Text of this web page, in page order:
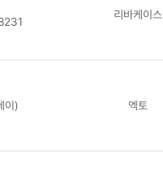
리바케이스
이)
엑토